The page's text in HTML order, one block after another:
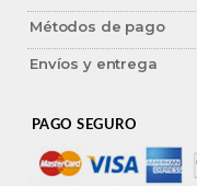
Métodos de pago
Envíos y entrega
PAGO SEGURO